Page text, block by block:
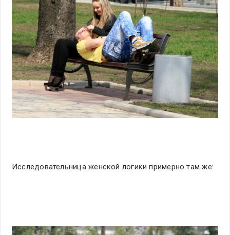
Исследовательница женской логики примерно там же: